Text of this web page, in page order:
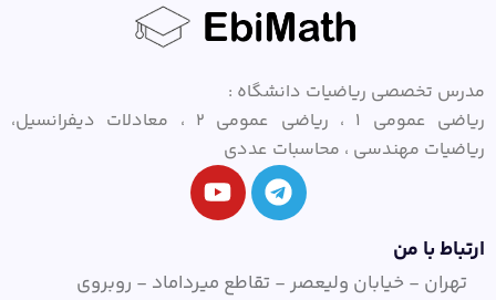
مدرس تخصصی ریاضیات دانشگاه :
ریاضی عمومی ۱ ، ریاضی عمومی ۲ ، معادلات دیفرانسیل،
ریاضیات مهندسی ، محاسبات عددی
ارتباط با من
تهران - خیابان ولیعصر - تقاطع میرداماد - روبروی